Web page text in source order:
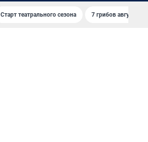
Старт театрального сезона 7 грибов августа